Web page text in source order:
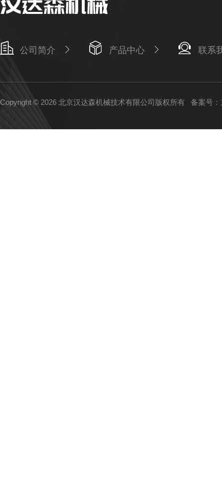
公司简介 产品中心 联系
Copyright © 2026 北京汉达森机械技术有限公司版权所有 备案号：